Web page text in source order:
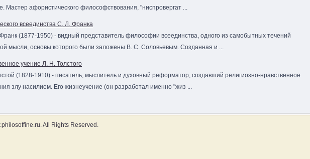
Мастер афористического философствования, "ниспровергат ...
всеединства С. Л. Франка
(1877-1950) - видный представитель философии всеединства, одного из самобытных течений
мысли, основы которого были заложены В. С. Соловьевым. Созданная и ...
учение Л. Н. Толстого
(1828-1910) - писатель, мыслитель и духовный реформатор, создавший религиозно-нравственное
злу насилием. Его жизнеучение (он разработал именно "жиз ...
All Rights Reserved.